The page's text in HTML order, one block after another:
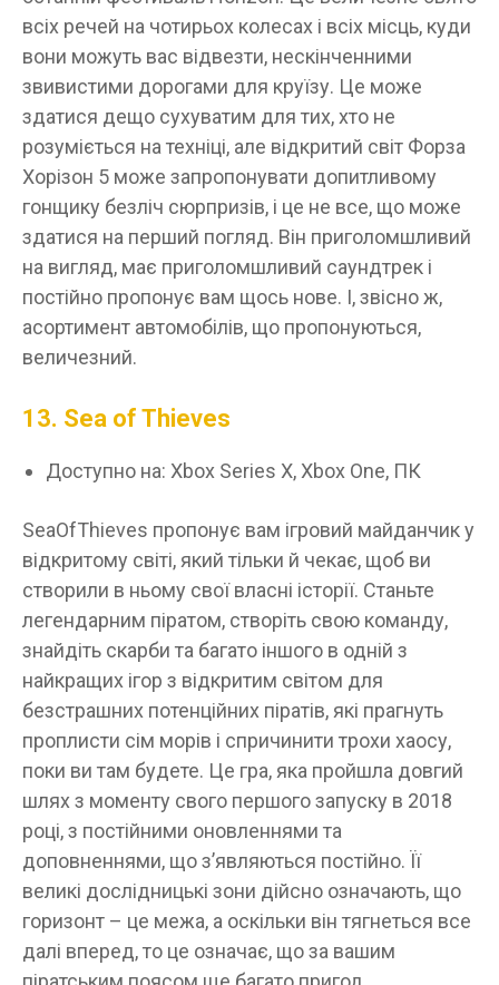
всіх речей на чотирьох колесах і всіх місць, куди
вони можуть вас відвезти, нескінченними
звивистими дорогами для круїзу. Це може
здатися дещо сухуватим для тих, хто не
розуміється на техніці, але відкритий світ Форза
Хорізон 5 може запропонувати допитливому
гонщику безліч сюрпризів, і це не все, що може
здатися на перший погляд. Він приголомшливий
на вигляд, має приголомшливий саундтрек і
постійно пропонує вам щось нове. І, звісно ж,
асортимент автомобілів, що пропонуються,
величезний.
13. Sea of Thieves
Доступно на: Xbox Series X, Xbox One, ПК
SeaOfThieves пропонує вам ігровий майданчик у
відкритому світі, який тільки й чекає, щоб ви
створили в ньому свої власні історії. Станьте
легендарним піратом, створіть свою команду,
знайдіть скарби та багато іншого в одній з
найкращих ігор з відкритим світом для
безстрашних потенційних піратів, які прагнуть
проплисти сім морів і спричинити трохи хаосу,
поки ви там будете. Це гра, яка пройшла довгий
шлях з моменту свого першого запуску в 2018
році, з постійними оновленнями та
доповненнями, що з’являються постійно. Її
великі дослідницькі зони дійсно означають, що
горизонт – це межа, а оскільки він тягнеться все
далі вперед, то це означає, що за вашим